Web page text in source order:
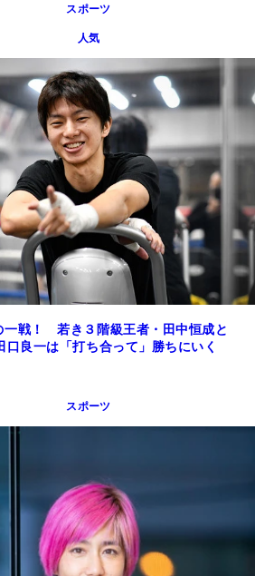
スポーツ
人気
一戦！ 若き３階級王者・田中恒成と
良一は「打ち合って」勝ちにいく
スポーツ